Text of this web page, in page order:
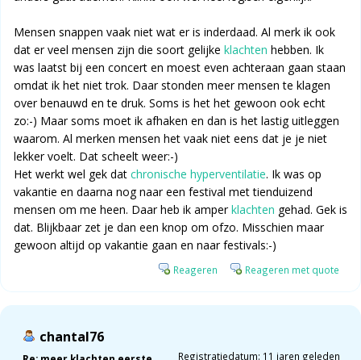
Mensen snappen vaak niet wat er is inderdaad. Al merk ik ook
dat er veel mensen zijn die soort gelijke klachten hebben. Ik
was laatst bij een concert en moest even achteraan gaan staan
omdat ik het niet trok. Daar stonden meer mensen te klagen
over benauwd en te druk. Soms is het het gewoon ook echt
zo:-) Maar soms moet ik afhaken en dan is het lastig uitleggen
waarom. Al merken mensen het vaak niet eens dat je je niet
lekker voelt. Dat scheelt weer:-)
Het werkt wel gek dat chronische hyperventilatie. Ik was op
vakantie en daarna nog naar een festival met tienduizend
mensen om me heen. Daar heb ik amperklachten gehad. Gek is
dat. Blijkbaar zet je dan een knop om ofzo. Misschien maar
gewoon altijd op vakantie gaan en naar festivals:-)
Reageren Reageren met quote
chantal76
Registratiedatum: 11 jaren geleden